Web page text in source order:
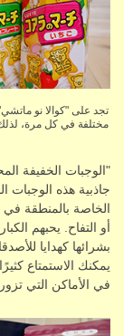
تجد على "كوالا نو
مختلفة في كل مرة،
"الوجبات الخفيفة
جاذبية هذه الوجبات
الخاصة بالمنطقة في
أو التفاح. يحبهم
بشرائها كهدايا
يمكنك الاستمتاع
في الأماكن التي